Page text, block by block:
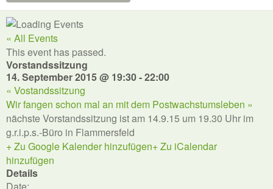
« All Events
This event has passed.
Vorstandssitzung
14. September 2015 @ 19:30-22:00
« Vostandssitzung
Wir fangen schon mal an mit dem Postwachstumsleben »
nächste Vorstandssitzung ist am 14.9.15 um 19.30 Uhr im
g.r.i.p.s.-Büro in Flammersfeld
+ Zu Google Kalender hinzufügen+ Zu iCalendar
hinzufügen
Details